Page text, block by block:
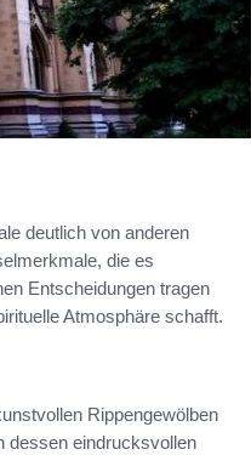
deutlich von anderen
die es
Entscheidungen tragen
Atmosphäre schafft.
Rippengewölben
dessen eindrucksvollen